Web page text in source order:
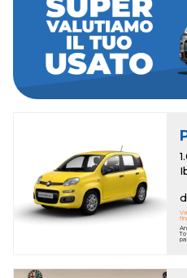
Hai una permuta?
Romana Auto sottrae il suo
della tua nuova auto, con una
a 3250€. Hai un usato da
dei bonus anche sull'usato che